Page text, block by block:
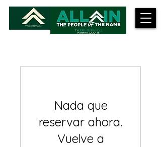
Nada que
reservar ahora.
Vuelve a